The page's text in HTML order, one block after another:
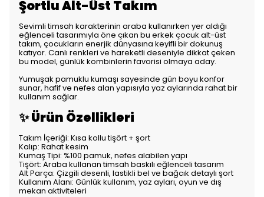
Şortlu Alt-Üst Takım
Sevimli timsah karakterinin araba kullanırken yer aldığı
eğlenceli tasarımıyla öne çıkan bu erkek çocuk alt-üst
takım, çocukların enerjik dünyasına keyifli bir dokunuş
katıyor. Canlı renkleri ve hareketli deseniyle dikkat çeken
bu model, günlük kombinlerin favorisi olmaya aday.
Yumuşak pamuklu kumaşı sayesinde gün boyu konfor
sunar, hafif ve nefes alan yapısıyla yaz aylarında rahat bir
kullanım sağlar.
✨ Ürün Özellikleri
Takım İçeriği: Kısa kollu tişört + şort
Kalıp: Rahat kesim
Kumaş Tipi: %100 pamuk, nefes alabilen yapı
Tişört: Araba kullanan timsah baskılı eğlenceli tasarım
Alt Parça: Çizgili desenli, lastikli bel ve bağcık detaylı şort
Kullanım Alanı: Günlük kullanım, yaz ayları, oyun ve dış
mekan aktiviteleri